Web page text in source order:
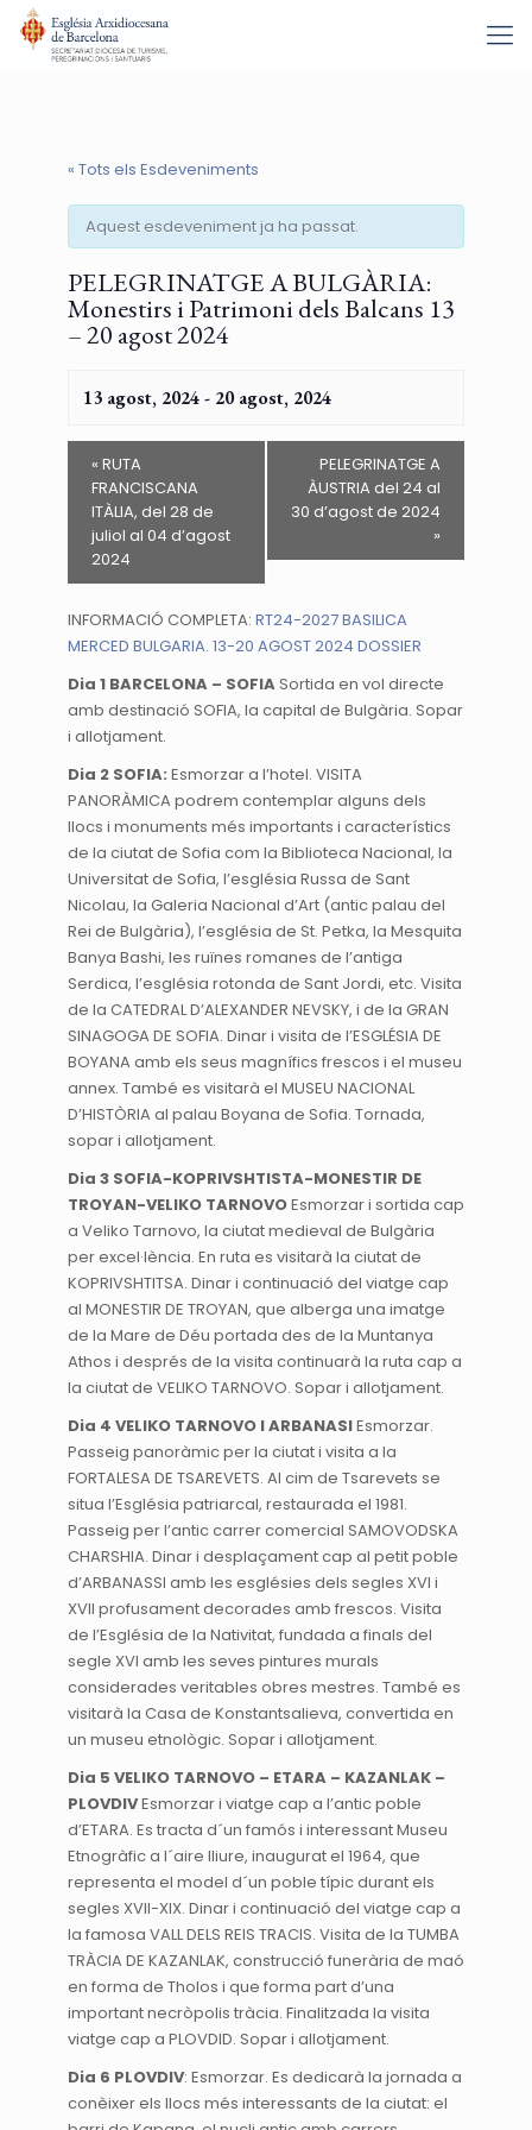
« Tots els Esdeveniments
Aquest esdeveniment ja ha passat.
PELEGRINATGE A BULGÀRIA:
Monestirs i Patrimoni dels Balcans 13
– 20 agost 2024
13 agost, 2024- 20 agost, 2024
« RUTA
FRANCISCANA
ITÀLIA, del 28 de
juliol al 04 d’agost
2024
PELEGRINATGE A
ÀUSTRIA del 24 al
30 d’agost de 2024
»
INFORMACIÓ COMPLETA: RT24-2027 BASILICA
MERCED BULGARIA. 13-20 AGOST 2024 DOSSIER
Dia 1 BARCELONA – SOFIASortida en vol directe
amb destinació SOFIA, la capital de Bulgària. Sopar
i allotjament.
Dia 2 SOFIA: Esmorzar a l’hotel. VISITA
PANORÀMICA podrem contemplar alguns dels
llocs i monuments més importants i característics
de la ciutat de Sofia com la Biblioteca Nacional, la
Universitat de Sofia, l’església Russa de Sant
Nicolau, la Galeria Nacional d’Art (antic palau del
Rei de Bulgària), l’església de St. Petka, la Mesquita
Banya Bashi, les ruïnes romanes de l’antiga
Serdica, l’església rotonda de Sant Jordi, etc. Visita
de la CATEDRAL D’ALEXANDER NEVSKY, i de la GRAN
SINAGOGA DE SOFIA. Dinar i visita de l’ESGLÉSIA DE
BOYANA amb els seus magnífics frescos i el museu
annex. També es visitarà el MUSEU NACIONAL
D’HISTÒRIA al palau Boyana de Sofia. Tornada,
sopar i allotjament.
Dia 3 SOFIA-KOPRIVSHTISTA-MONESTIR DE
TROYAN-VELIKO TARNOVOEsmorzar i sortida cap
a Veliko Tarnovo, la ciutat medieval de Bulgària
per excel·lència. En ruta es visitarà la ciutat de
KOPRIVSHTITSA. Dinar i continuació del viatge cap
al MONESTIR DE TROYAN, que alberga una imatge
de la Mare de Déu portada des de la Muntanya
Athos i després de la visita continuarà la ruta cap a
la ciutat de VELIKO TARNOVO. Sopar i allotjament.
Dia 4 VELIKO TARNOVO I ARBANASIEsmorzar.
Passeig panoràmic per la ciutat i visita a la
FORTALESA DE TSAREVETS. Al cim de Tsarevets se
situa l’Església patriarcal, restaurada el 1981.
Passeig per l’antic carrer comercial SAMOVODSKA
CHARSHIA. Dinar i desplaçament cap al petit poble
d’ARBANASSI amb les esglésies dels segles XVI i
XVII profusament decorades amb frescos. Visita
de l’Església de la Nativitat, fundada a finals del
segle XVI amb les seves pintures murals
considerades veritables obres mestres. També es
visitarà la Casa de Konstantsalieva, convertida en
un museu etnològic. Sopar i allotjament.
Dia 5 VELIKO TARNOVO – ETARA – KAZANLAK –
PLOVDIVEsmorzar i viatge cap a l’antic poble
d’ETARA. Es tracta d´un famós i interessant Museu
Etnogràfic a l´aire lliure, inaugurat el 1964, que
representa el model d´un poble típic durant els
segles XVII-XIX. Dinar i continuació del viatge cap a
la famosa VALL DELS REIS TRACIS. Visita de la TUMBA
TRÀCIA DE KAZANLAK, construcció funerària de maó
en forma de Tholos i que forma part d’una
important necròpolis tràcia. Finalitzada la visita
viatge cap a PLOVDID. Sopar i allotjament.
Dia 6 PLOVDIV: Esmorzar. Es dedicarà la jornada a
conèixer els llocs més interessants de la ciutat: el